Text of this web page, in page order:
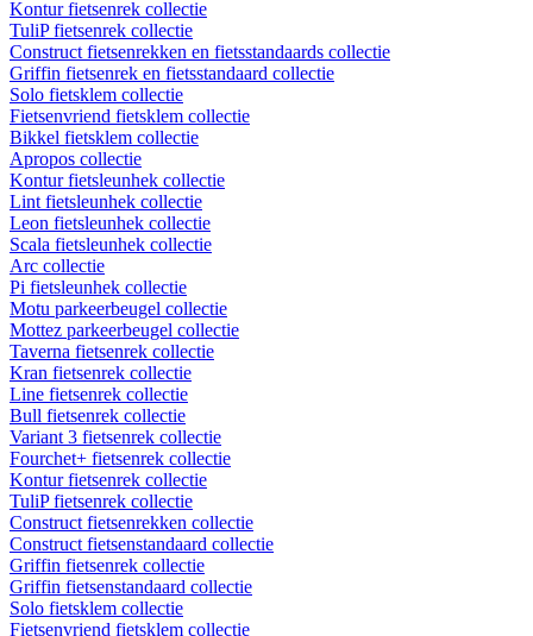
Kontur fietsenrek collectie
TuliP fietsenrek collectie
Construct fietsenrekken en fietsstandaards collectie
Griffin fietsenrek en fietsstandaard collectie
Solo fietsklem collectie
Fietsenvriend fietsklem collectie
Bikkel fietsklem collectie
Apropos collectie
Kontur fietsleunhek collectie
Lint fietsleunhek collectie
Leon fietsleunhek collectie
Scala fietsleunhek collectie
Arc collectie
Pi fietsleunhek collectie
Motu parkeerbeugel collectie
Mottez parkeerbeugel collectie
Taverna fietsenrek collectie
Kran fietsenrek collectie
Line fietsenrek collectie
Bull fietsenrek collectie
Variant 3 fietsenrek collectie
Fourchet+ fietsenrek collectie
Kontur fietsenrek collectie
TuliP fietsenrek collectie
Construct fietsenrekken collectie
Construct fietsenstandaard collectie
Griffin fietsenrek collectie
Griffin fietsenstandaard collectie
Solo fietsklem collectie
Fietsenvriend fietsklem collectie